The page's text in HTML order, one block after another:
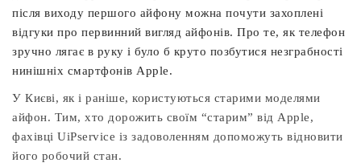
після виходу першого айфону можна почути захоплені
відгуки про первинний вигляд айфонів. Про те, як телефон
зручно лягає в руку і було б круто позбутися незграбності
нинішніх смартфонів Apple.
У Києві, як і раніше, користуються старими моделями
айфон. Тим, хто дорожить своїм “старим” від Apple,
фахівці UiPservice із задоволенням допоможуть відновити
його робочий стан.